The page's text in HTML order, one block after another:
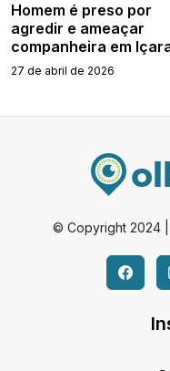
Homem é preso por
agredir e ameaçar
companheira em
27 de abril de 2026
© Copyright 2024 |